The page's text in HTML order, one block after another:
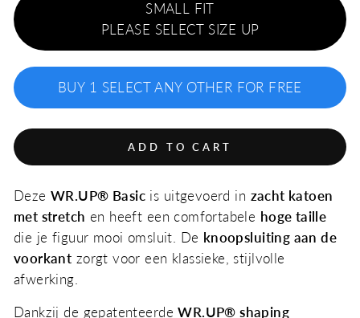
SMALL FIT
PLEASE SELECT SIZE UP
BUY 1 SELECT ANY OTHER FOR FREE
ADD TO CART
DezeWR.UP® Basic is uitgevoerd in zacht katoen
met stretch en heeft een comfortabele hoge taille
die je figuur mooi omsluit. De knoopsluiting aan de
voorkant zorgt voor een klassieke, stijlvolle
afwerking.
Dankzij de gepatenteerdeWR.UP® shaping